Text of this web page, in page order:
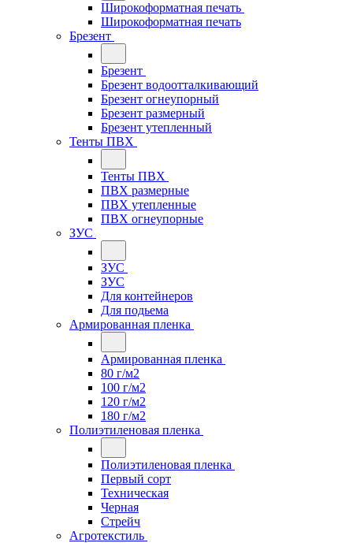
Широкоформатная печать
Широкоформатная печать
Брезент
Брезент
Брезент водоотталкивающий
Брезент огнеупорный
Брезент размерный
Брезент утепленный
Тенты ПВХ
Тенты ПВХ
ПВХ размерные
ПВХ утепленные
ПВХ огнеупорные
ЗУС
ЗУС
ЗУС
Для контейнеров
Для подьема
Армированная пленка
Армированная пленка
80 г/м2
100 г/м2
120 г/м2
180 г/м2
Полиэтиленовая пленка
Полиэтиленовая пленка
Первый сорт
Техническая
Черная
Стрейч
Агротекстиль